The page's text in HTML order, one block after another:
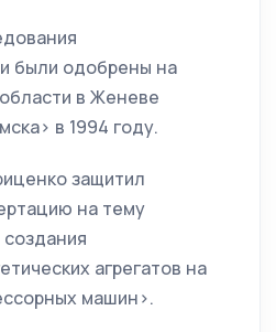
были одобрены на
в Женеве
в 1994 году.
защитил
на тему
агрегатов на
машин>.